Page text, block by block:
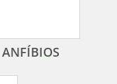
ANFÍBIOS